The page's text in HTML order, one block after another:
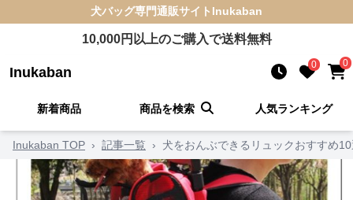
犬バッグ専門通販サイト Inukaban
10,000円以上のご購入で送料無料
Inukaban 0 0
新着商品 商品を検索 人気ランキング
Inukaban TOP › 記事一覧 › 犬をおんぶできるリュックおすすめ